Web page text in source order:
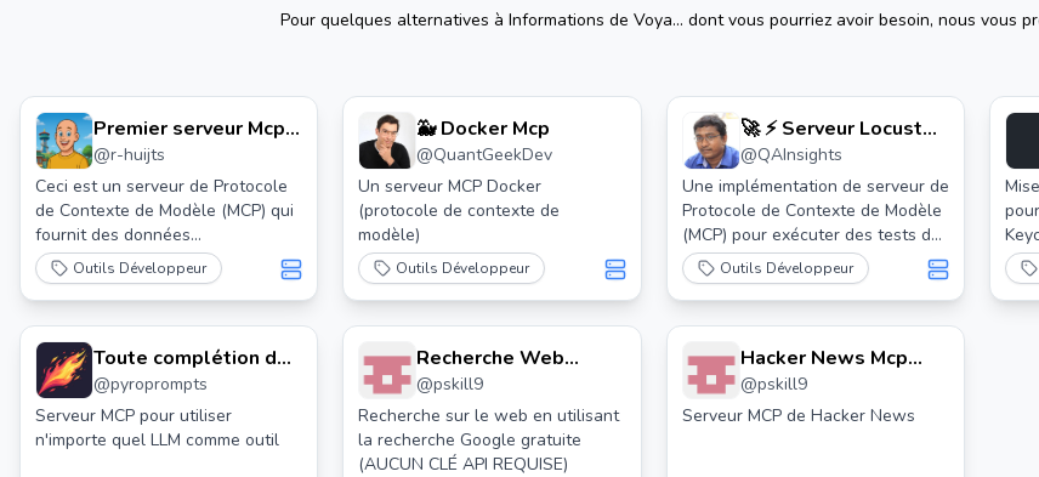
Pour quelques alternatives à Informations de Voya... dont vous pourriez avoir besoin, nous vous
Premier serveur Mcp
de Firstcycling
@r-huijts
Ceci est un serveur de Protocole
de Contexte de Modèle (MCP) qui
fournit des données
professionnelles sur le cyclisme
provenant de FirstCycling. Il vous
permet de récupérer des
informations sur les cyclistes
professionnels, les résultats de
courses, et plus encore.
Outils Développeur
🐳 Docker Mcp
@QuantGeekDev
Un serveur MCP Docker
(protocole de contexte de
modèle)
Outils Développeur
🚀 ⚡️ Serveur Locust
Mcp
@QAInsights
Une implémentation de serveur de
Protocole de Contexte de Modèle
(MCP) pour exécuter des tests de
charge Locust. Ce serveur permet
une intégration transparente des
capacités de test de charge
Locust avec des environnements
de développement alimentés par
l'IA.
Outils Développeur
des
Toute complétion de
chat Mcp Serveur Mcp
@pyroprompts
Serveur MCP pour utiliser
n'importe quel LLM comme outil
Recherche Web
Serveur Mcp
@pskill9
Recherche sur le web en utilisant
la recherche Google gratuite
(AUCUN CLÉ API REQUISE)
Hacker News Mcp
Serveur
@pskill9
Serveur MCP de Hacker News